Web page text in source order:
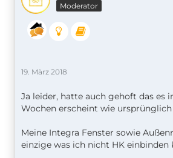
Moderator
19. März 2018
Ja leider, hatte auch gehoft das es
Wochen erscheint wie
Meine Integra Fenster sowie
einzige was ich nicht HK einbinden